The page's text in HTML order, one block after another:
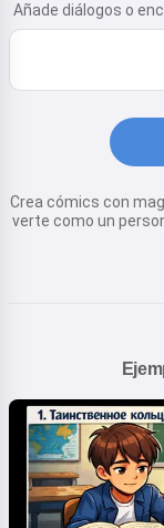
Añade diálogos o
Crea cómics con
verte como un